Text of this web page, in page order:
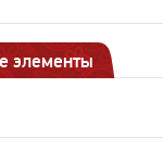
элементы